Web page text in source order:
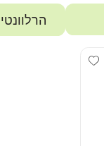
Add wishlist